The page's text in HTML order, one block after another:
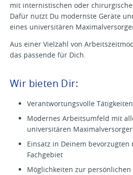
mit internistischen oder
Dafür nutzt Du modernste Geräte
eines universitären
Aus einer Vielzahl von
das passende für Dich.
Wir bieten Dir:
Verantwortungsvolle
Modernes Arbeitsumfeld mit
universitären
Einsatz in Deinem bevorzugten
Fachgebiet
Möglichkeiten zur